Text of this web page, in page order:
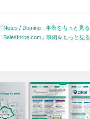
「Notes / Domino」事例をもっと見る
「Salesforce.com」事例をもっと見る